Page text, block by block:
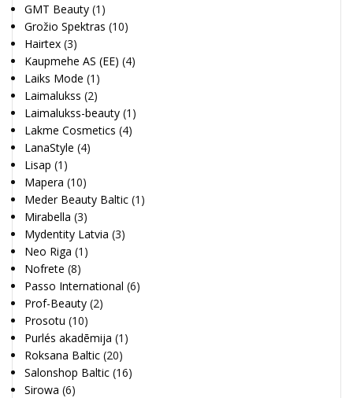
GMT Beauty (1)
Grožio Spektras (10)
Hairtex (3)
Kaupmehe AS (EE) (4)
Laiks Mode (1)
Laimalukss (2)
Laimalukss-beauty (1)
Lakme Cosmetics (4)
LanaStyle (4)
Lisap (1)
Mapera (10)
Meder Beauty Baltic (1)
Mirabella (3)
Mydentity Latvia (3)
Neo Riga (1)
Nofrete (8)
Passo International (6)
Prof-Beauty (2)
Prosotu (10)
Purlés akadēmija (1)
Roksana Baltic (20)
Salonshop Baltic (16)
Sirowa (6)